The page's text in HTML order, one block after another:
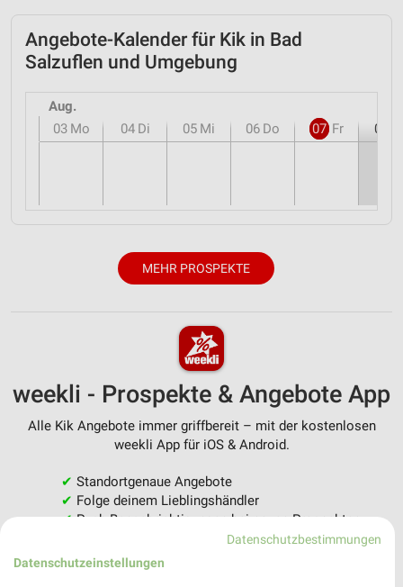
Angebote-Kalender für Kik in Bad
Salzuflen und Umgebung
Aug.
03 Mo 04 Di 05 Mi 06 Do 07 Fr 08
MEHR PROSPEKTE
weekli - Prospekte & Angebote App
Alle Kik Angebote immer griffbereit – mit der kostenlosen
weekli App für iOS & Android.
✔ Standortgenaue Angebote
✔ Folge deinem Lieblingshändler
✔Push-Benachrichtigungen bei neuen Prospekten
Einkaufsliste - Einkauf stressfrei planen
Datenschutzbestimmungen
Datenschutzeinstellungen